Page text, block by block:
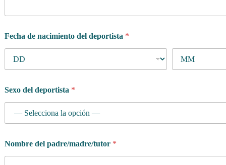
o
Fecha de nacimiento del deportista *
Sexo del deportista *
Nombre del padre/madre/tutor *